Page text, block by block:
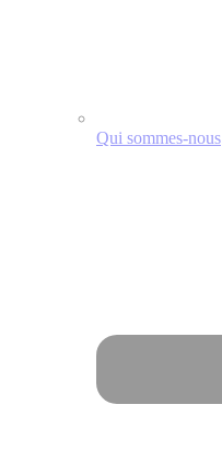
Qui sommes-nous